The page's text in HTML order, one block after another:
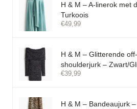
H & M – A-linerok met
Turkoois
€49,99
H & M – Glitterende
shoulderjurk – Zwart/
€39,99
H & M – Bandeaujurk –